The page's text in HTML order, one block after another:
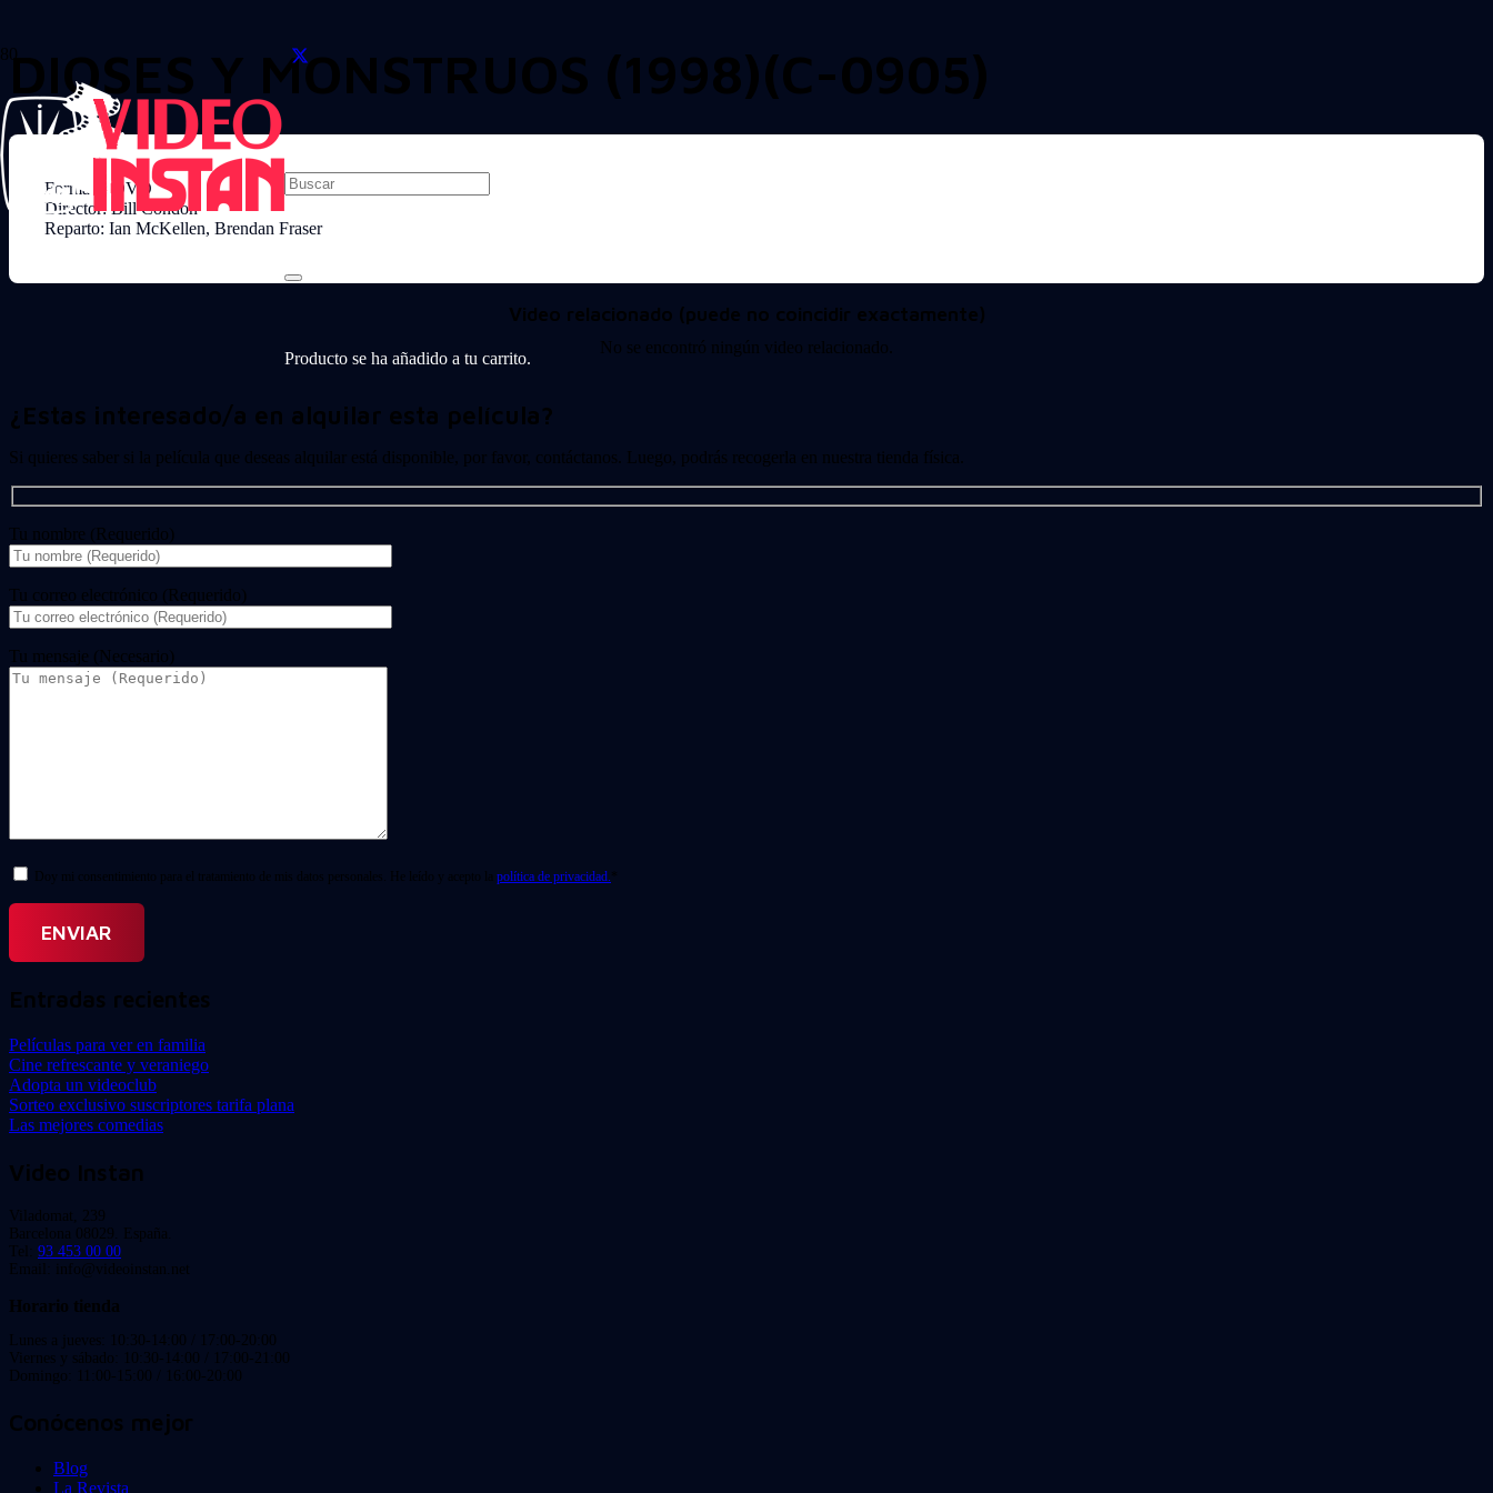
Producto se ha añadido a tu carrito.
DIOSES Y MONSTRUOS (1998)(C-0905)
Formato: DVD
Director: Bill Condon
Reparto: Ian McKellen, Brendan Fraser
Video relacionado (puede no coincidir exactamente)
No se encontró ningún video relacionado.
¿Estas interesado/a en alquilar esta película?
Si quieres saber si la película que deseas alquilar está disponible, por favor, contáctanos. Luego, podrás recogerla en nuestra tienda física.
Tu nombre (Requerido)
Tu correo electrónico (Requerido)
Tu mensaje (Necesario)
Doy mi consentimiento para el tratamiento de mis datos personales. He leído y acepto la política de privacidad. *
Entradas recientes
Películas para ver en familia
Cine refrescante y veraniego
Adopta un videoclub
Sorteo exclusivo suscriptores tarifa plana
Las mejores comedias
Video Instan
Viladomat, 239
Barcelona 08029. España.
Tel: 93 453 00 00
Email: info@videoinstan.net
Horario tienda
Lunes a jueves: 10:30-14:00 / 17:00-20:00
Viernes y sábado: 10:30-14:00 / 17:00-21:00
Domingo: 11:00-15:00 / 16:00-20:00
Conócenos mejor
Blog
La Revista